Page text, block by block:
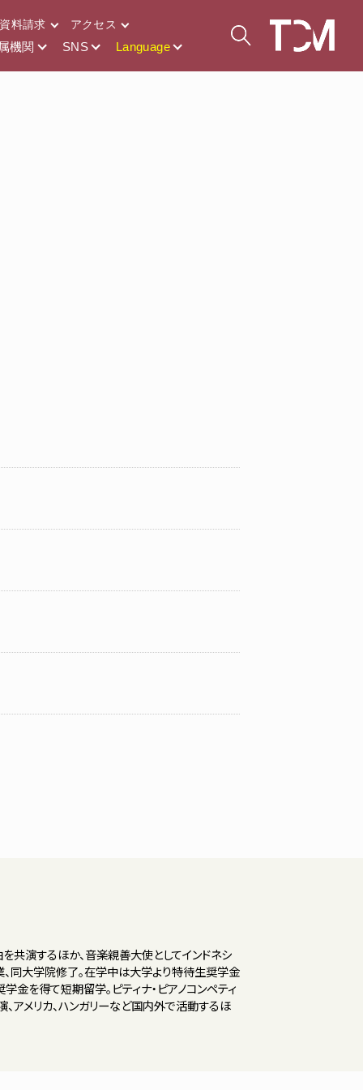
資料請求 アクセス
機関 SNS Language
共演するほか、音楽親善大使としてインドネシ
同大学院修了。在学中は大学より特待生奨学金
金を得て短期留学。ピティナ・ピアノコンペティ
アメリカ、ハンガリーなど国内外で活動するほ